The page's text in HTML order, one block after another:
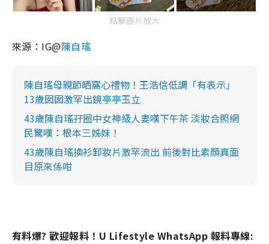
點擊圖片放大
來源：IG@陳自瑤
陳自瑤母親節晒窩心禮物！王浩信低調「有表示」
13歲囡囡激罕出鏡亭亭玉立
43歲陳自瑤孖圈中女神級人妻嘆下午茶 淡妝合照網
民驚嘆：根本三姊妹！
43歲陳自瑤換衫卸妝片激罕流出 前後對比素顏真面
目原來係咁
有料爆? 歡迎報料！U Lifestyle WhatsApp 報料專線: